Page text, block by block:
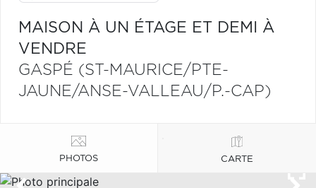
MAISON À UN ÉTAGE ET DEMI À
VENDRE
GASPÉ (ST-MAURICE/PTE-
JAUNE/ANSE-VALLEAU/P.-CAP)
PHOTOS CARTE